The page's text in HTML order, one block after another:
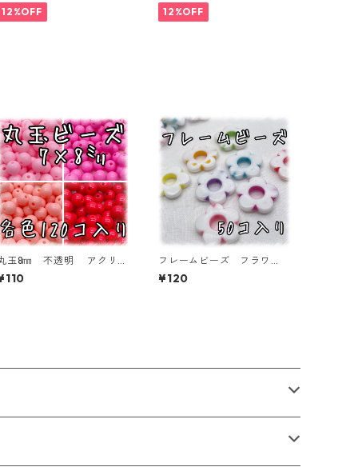
12%OFF 12%OFF
玉8㎜ 不透明 アクリル
ーズ 各色 120個入り
ラウンドビーズ【RB-n8】
フレームビーズ フラワ
ー ミックス 50個入り
【AB‐FU13】
¥120